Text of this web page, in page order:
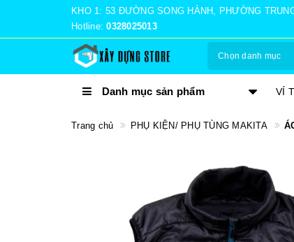
KHO 1: 53 ĐƯỜNG SONG HÀNH, PHƯỜNG
Hotline:0328025013
Chọn danh mục
Danh mục sản phẩm
VÍ TRẢ SAU MOMO
Trang chủ PHỤ KIỆN/ PHỤ TÙNG MAKITA